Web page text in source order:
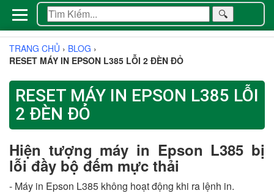
🔍
TRANG CHỦ › BLOG ›
RESET MÁY IN EPSON L385 LỖI 2 ĐÈN ĐỎ
RESET MÁY IN EPSON L385 LỖI
2 ĐÈN ĐỎ
Hiện tượng máy in Epson L385 bị
lỗi đầy bộ đếm mực thải
- Máy in Epson L385 không hoạt động khi ra lệnh in.